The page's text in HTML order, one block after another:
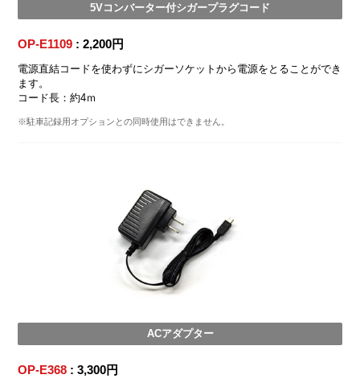
5Vコンバーター付シガープラグコード
OP-E1109 : 2,200円
電源直結コードを使わずにシガーソケットから電源をとることができ
ます。
コード長：約4ｍ
※駐車記録用オプションとの同時使用はできません。
ACアダプター
OP-E368 : 3,300円